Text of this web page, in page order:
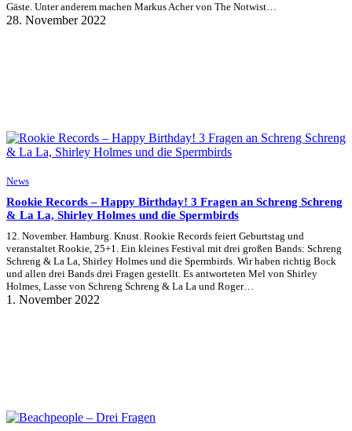
Gäste. Unter anderem machen Markus Acher von The Notwist…
28. November 2022
News
Rookie Records – Happy Birthday! 3 Fragen an Schreng Schreng
& La La, Shirley Holmes und die Spermbirds
12. November. Hamburg. Knust. Rookie Records feiert Geburtstag und
veranstaltet Rookie, 25+1. Ein kleines Festival mit drei großen Bands: Schreng
Schreng & La La, Shirley Holmes und die Spermbirds. Wir haben richtig Bock
und allen drei Bands drei Fragen gestellt. Es antworteten Mel von Shirley
Holmes, Lasse von Schreng Schreng & La La und Roger…
1. November 2022